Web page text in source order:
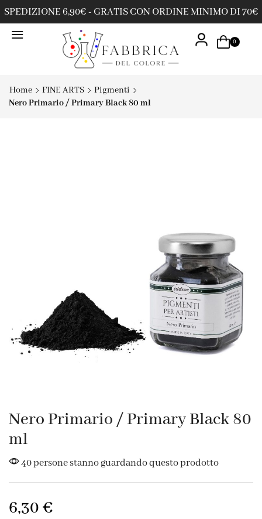
SPEDIZIONE 6,90€ - GRATIS CON ORDINE MINIMO DI 70€
0
Home FINE ARTS
Pigmenti
Nero Primario / Primary Black 80 ml
Nero Primario / Primary Black 80
ml
40 persone stanno guardando questo prodotto
6,30 €